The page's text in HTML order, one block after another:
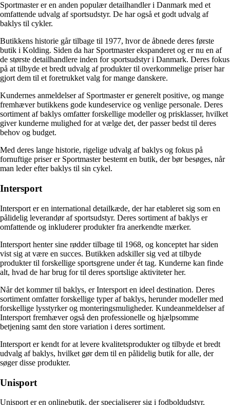
Sportmaster er en anden populær detailhandler i Danmark med et
omfattende udvalg af sportsudstyr. De har også et godt udvalg af
baklys til cykler.
Butikkens historie går tilbage til 1977, hvor de åbnede deres første
butik i Kolding. Siden da har Sportmaster ekspanderet og er nu en af
de største detailhandlere inden for sportsudstyr i Danmark. Deres fokus
på at tilbyde et bredt udvalg af produkter til overkommelige priser har
gjort dem til et foretrukket valg for mange danskere.
Kundernes anmeldelser af Sportmaster er generelt positive, og mange
fremhæver butikkens gode kundeservice og venlige personale. Deres
sortiment af baklys omfatter forskellige modeller og prisklasser, hvilket
giver kunderne mulighed for at vælge det, der passer bedst til deres
behov og budget.
Med deres lange historie, rigelige udvalg af baklys og fokus på
fornuftige priser er Sportmaster bestemt en butik, der bør besøges, når
man leder efter baklys til sin cykel.
Intersport
Intersport er en international detailkæde, der har etableret sig som en
pålidelig leverandør af sportsudstyr. Deres sortiment af baklys er
omfattende og inkluderer produkter fra anerkendte mærker.
Intersport henter sine rødder tilbage til 1968, og konceptet har siden
vist sig at være en succes. Butikken adskiller sig ved at tilbyde
produkter til forskellige sportsgrene under ét tag. Kunderne kan finde
alt, hvad de har brug for til deres sportslige aktiviteter her.
Når det kommer til baklys, er Intersport en ideel destination. Deres
sortiment omfatter forskellige typer af baklys, herunder modeller med
forskellige lysstyrker og monteringsmuligheder. Kundeanmeldelser af
Intersport fremhæver også den professionelle og hjælpsomme
betjening samt den store variation i deres sortiment.
Intersport er kendt for at levere kvalitetsprodukter og tilbyde et bredt
udvalg af baklys, hvilket gør dem til en pålidelig butik for alle, der
søger disse produkter.
Unisport
Unisport er en onlinebutik, der specialiserer sig i fodboldudstyr,